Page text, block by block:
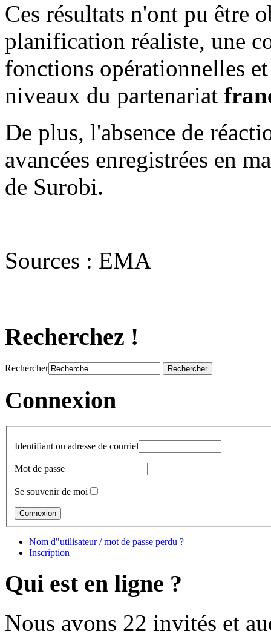
Ces résultats n'ont pu être
planification réaliste, une
fonctions opérationnelles
niveaux du partenariat
De plus, l'absence de
avancées enregistrées en
de Surobi.
Sources : EMA
Recherchez !
Rechercher
Connexion
Identifiant ou adresse de courriel
Mot de passe
Se souvenir de moi
Nom d"utilisateur / mot de passe perdu ?
Inscription
Qui est en ligne ?
Nous avons 22 invités et